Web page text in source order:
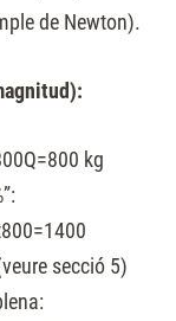
de Newton).
Q=800 kg
secció 5)